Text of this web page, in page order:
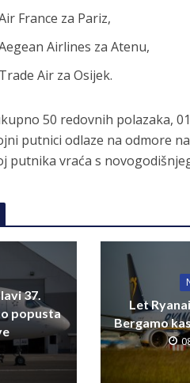
France za Pariz,
Airlines za Atenu,
Trade Air za Osijek.
50 redovnih polazaka,
putnici odlaze na odmore
putnika vraća s
37.
popusta
Let
Bergamo